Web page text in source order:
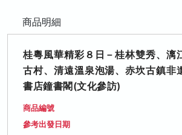
商品明細
桂粵風華精彩８日－桂林雙秀、漓
古村、清遠溫泉泡湯、赤坎古鎮非
書店鐘書閣(文化參訪)
商品編號
參考出發日期